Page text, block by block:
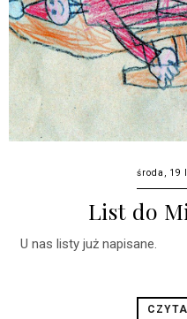
środa, 19
List do
U nas listy